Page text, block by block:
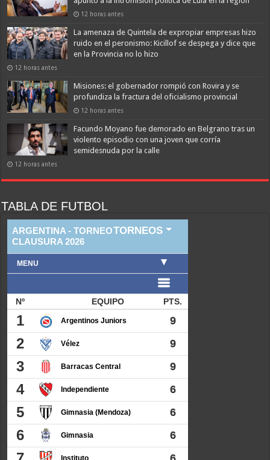
12 horas antes
La amenaza de Quintela de expropiar empresas hizo
ruido en el peronismo: Kicillof se despega y dice que
en la Provincia no lo hizo
12 horas antes
Misiones: el gobernador rompió con Rovira y se
profundiza la fractura del oficialismo provincial
12 horas antes
Facundo Moyano fue demorado en Belgrano tras un
violento episodio con una joven que corría
semidesnuda por la calle
12 horas antes
TABLA DE FUTBOL